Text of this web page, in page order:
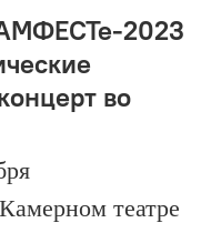
2023
во
театре